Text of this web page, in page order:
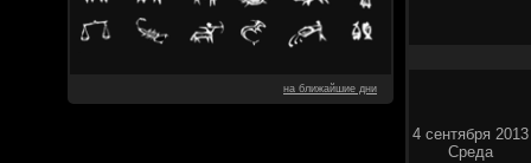
на ближайшие дни
4 сентября 2013
Среда